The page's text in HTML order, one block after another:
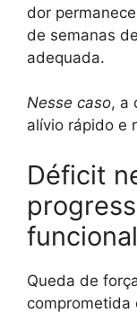
dor
de semanas
adequada.
Nesse caso, a
alívio rápido e
Déficit
funcional
Queda de
comprometida